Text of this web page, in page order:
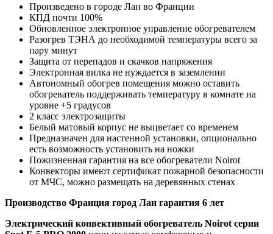
Произведено в городе Лан во Франции
КПД почти 100%
Обновленное электронное управление обогревателем
Разогрев ТЭНА до необходимой температуры всего за
пару минут
Защита от перепадов и скачков напряжения
Электронная вилка не нуждается в заземлении
Автономный обогрев помещения можно оставить
обогреватель поддерживать температуру в комнате на
уровне +5 градусов
2 класс электрозащиты
Белый матовый корпус не выцветает со временем
Предназначен для настенной установки, опционально
есть возможность установить на ножки
Пожизненная гарантия на все обогреватели Noirot
Конвекторы имеют сертификат пожарной безопасности
от МЧС, можно размещать на деревянных стенах
Производство Франция город Лан гарантия 6 лет
Электрический конвективный обогреватель Noirot серии